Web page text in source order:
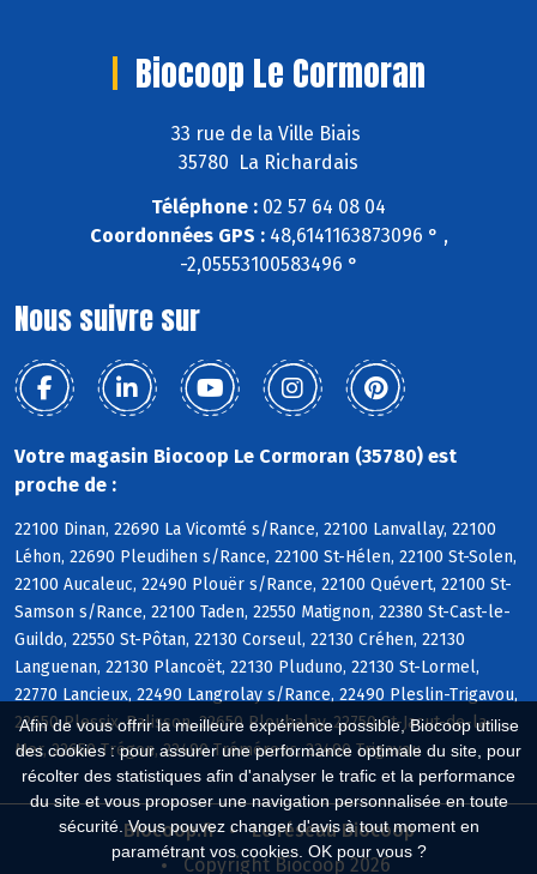
Afin de vous offrir la meilleure expérience possible, Biocoop utilise
des cookies : pour assurer une performance optimale du site, pour
récolter des statistiques afin d'analyser le trafic et la performance
du site et vous proposer une navigation personnalisée en toute
sécurité. Vous pouvez changer d'avis à tout moment en
paramétrant vos cookies. OK pour vous ?
Biocoop Le Cormoran
33 rue de la Ville Biais
35780 La Richardais
Téléphone : 02 57 64 08 04
Coordonnées GPS :48,6141163873096 ° ,
-2,05553100583496 °
Nous suivre sur
Votre magasin Biocoop Le Cormoran (35780) est
proche de :
22100 Dinan, 22690 La Vicomté s/Rance, 22100 Lanvallay, 22100
Léhon, 22690 Pleudihen s/Rance, 22100 St-Hélen, 22100 St-Solen,
22100 Aucaleuc, 22490 Plouër s/Rance, 22100 Quévert, 22100 St-
Samson s/Rance, 22100 Taden, 22550 Matignon, 22380 St-Cast-le-
Guildo, 22550 St-Pôtan, 22130 Corseul, 22130 Créhen, 22130
Languenan, 22130 Plancoët, 22130 Pluduno, 22130 St-Lormel,
22770 Lancieux, 22490 Langrolay s/Rance, 22490 Pleslin-Trigavou,
22650 Plessix-Balisson, 22650 Ploubalay, 22750 St-Jacut-de-la-
Mer, 22650 Trégon, 22490 Tréméreuc, 22490 Trigavou
Biocoop.fr
Le réseau Biocoop
Copyright Biocoop 2026